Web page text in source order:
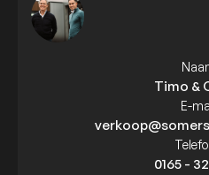
Timo &
E-
0165 -